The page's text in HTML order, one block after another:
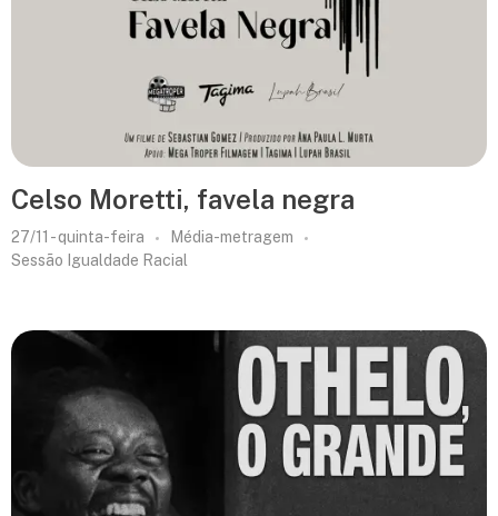
Celso Moretti, favela negra
27/11 - quinta-feira
Média-metragem
Sessão Igualdade Racial